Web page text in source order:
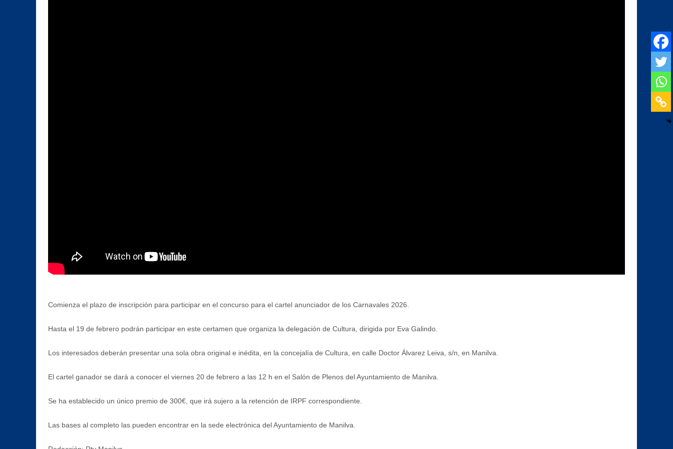
Comienza el plazo de inscripción para participar en el concurso para el cartel anunciador de los Carnavales 2026.
Hasta el 19 de febrero podrán participar en este certamen que organiza la delegación de Cultura, dirigida por Eva Galindo.
Los interesados deberán presentar una sola obra original e inédita, en la concejalía de Cultura, en calle Doctor Álvarez Leiva, s/n, en Manilva.
El cartel ganador se dará a conocer el viernes 20 de febrero a las 12 h en el Salón de Plenos del Ayuntamiento de Manilva.
Se ha establecido un único premio de 300€, que irá sujero a la retención de IRPF correspondiente.
Las bases al completo las pueden encontrar en la sede electrónica del Ayuntamiento de Manilva.